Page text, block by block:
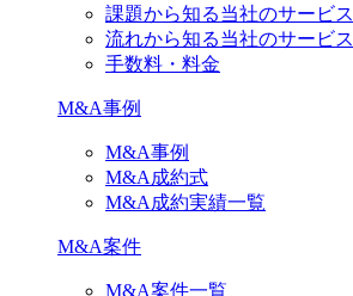
課題から知る当社のサービス
流れから知る当社のサービス
手数料・料金
M&A事例
M&A事例
M&A成約式
M&A成約実績一覧
M&A案件
M&A案件一覧